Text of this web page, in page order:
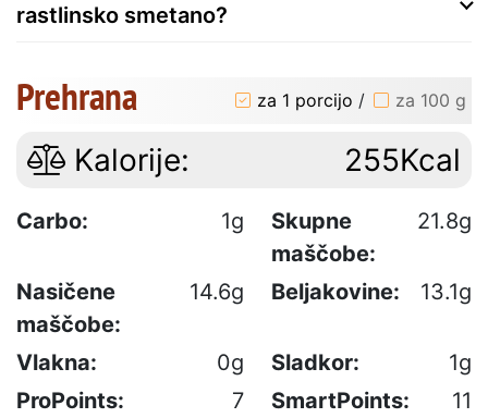
rastlinsko smetano?
Prehrana za 1 porcijo / za 100 g
Kalorije: 255Kcal
Carbo: 1g
Skupne
maščobe:
21.8g
Nasičene
maščobe:
14.6g Beljakovine: 13.1g
Vlakna: 0g Sladkor:
1g
ProPoints:
7 SmartPoints: 11